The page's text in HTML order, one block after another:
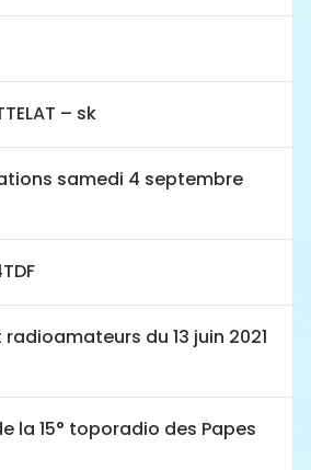
– sk
samedi 4 septembre
du 13 juin 2021
la 15° toporadio des Papes